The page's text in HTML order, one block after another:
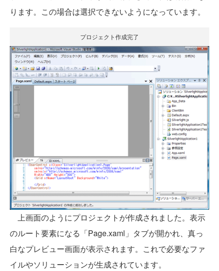
ります。この場合は選択できないようになっています。
プロジェクト作成完了
上画面のようにプロジェクトが作成されました。表示
のルート要素になる「Page.xaml」タブが開かれ、真っ
白なプレビュー画面が表示されます。これで必要なファ
イルやソリューションが生成されています。